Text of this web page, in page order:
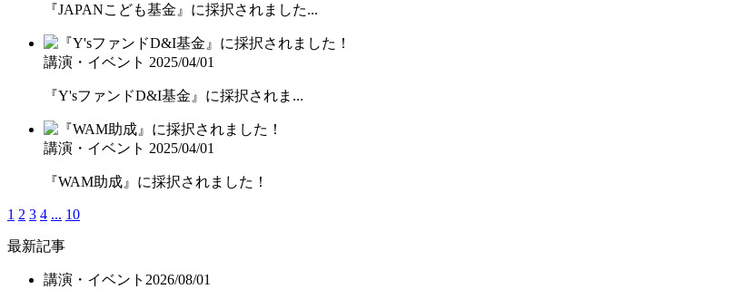
『JAPANこども基金』に採択されました...
講演・イベント 2025/04/01
『Y'sファンドD&I基金』に採択されま...
講演・イベント 2025/04/01
『WAM助成』に採択されました！
1 2 3 4 ... 10
最新記事
講演・イベント 2026/08/01